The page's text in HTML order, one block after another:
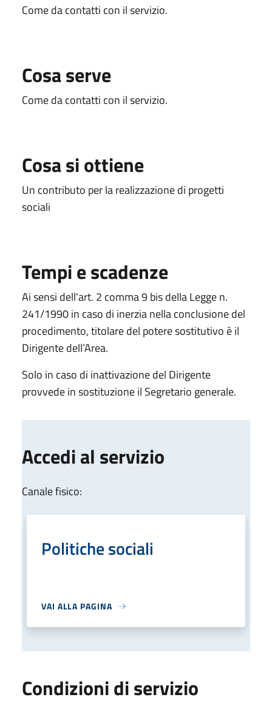
Come da contatti con il servizio.
Cosa serve
Come da contatti con il servizio.
Cosa si ottiene
Un contributo per la realizzazione di progetti
sociali
Tempi e scadenze
Ai sensi dell'art. 2 comma 9 bis della Legge n.
241/1990 in caso di inerzia nella conclusione del
procedimento, titolare del potere sostitutivo è il
Dirigente dell’Area.
Solo in caso di inattivazione del Dirigente
provvede in sostituzione il Segretario generale.
Accedi al servizio
Canale fisico:
Politiche sociali
VAI ALLA PAGINA
Condizioni di servizio